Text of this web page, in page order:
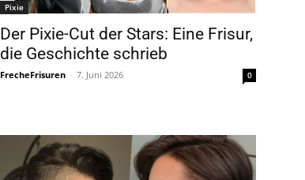
Pixie
Der Pixie-Cut der Stars: Eine Frisur,
die Geschichte schrieb
FrecheFrisuren - 7. Juni 2026 0